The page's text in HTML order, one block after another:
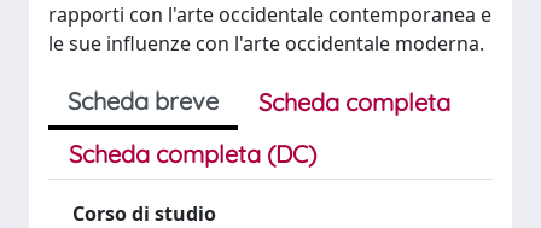
rapporti con l'arte occidentale contemporanea e
le sue influenze con l'arte occidentale moderna.
Scheda breve
Scheda completa
Scheda completa (DC)
Corso di studio